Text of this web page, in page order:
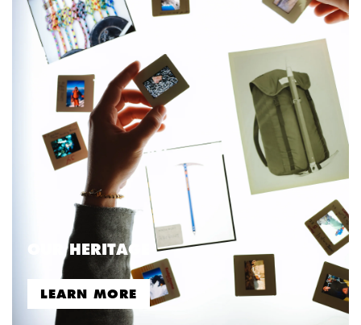
OUR HERITAGE
LEARN MORE